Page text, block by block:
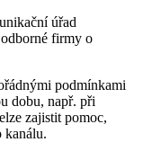
úřad
firmy o
podmínkami
dobu, např. při
zajistit pomoc,
kanálu.